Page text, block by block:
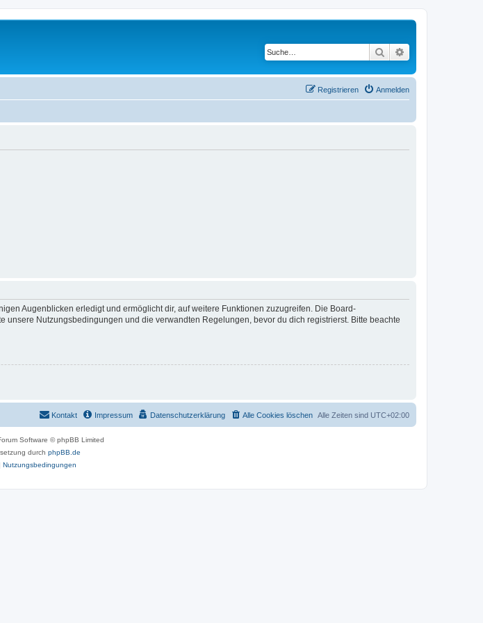
Suche
Anmelden
Registrieren
Augenblicken erledigt und ermöglicht dir, auf weitere Funktionen zuzugreifen. Die Board-
Nutzungsbedingungen und die verwandten Regelungen, bevor du dich registrierst. Bitte beachte
Alle Zeiten sind UTC+02:00
Alle Cookies löschen
Datenschutzerklärung
Impressum
Kontakt
Software © phpBB Limited
durch phpBB.de
Nutzungsbedingungen